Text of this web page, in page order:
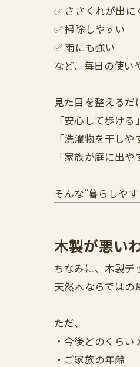
✅ ささくれが出に
✅ 掃除しやすい
✅ 雨にも強い
など、毎日の使い
見た目を整えるだ
「安心して歩ける」
「洗濯物を干しや
「家族が庭に出や
そんな“暮らしや
木製が悪い
ちなみに、木製デ
天然木ならではの
ただ、
・今後どのくら
・ご家族の年齢